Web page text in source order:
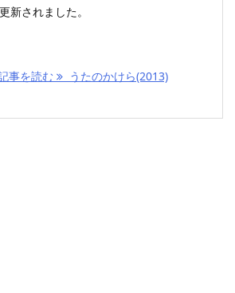
新されました。
事を読む うたのかけら(2013)